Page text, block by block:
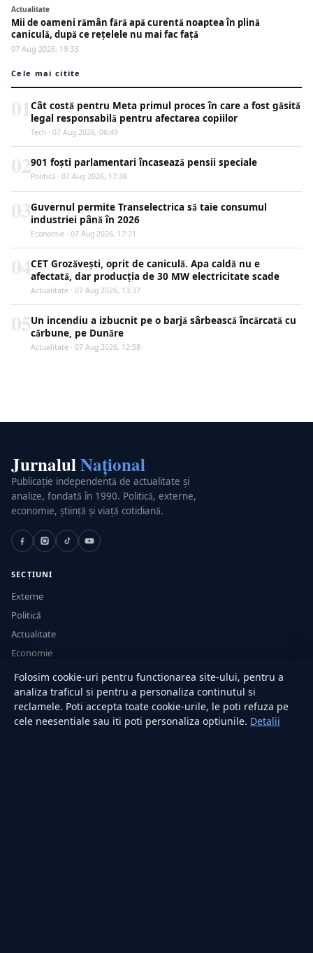
Actualitate
Mii de oameni rămân fără apă curentă noaptea în plină
caniculă, după ce rețelele nu mai fac față
07 Aug 2026, 19:33
Cele mai citite
Cât costă pentru Meta primul proces în care a fost găsită
legal responsabilă pentru afectarea copiilor
Tech · 07 Aug 2026, 06:49
901 foști parlamentari încasează pensii speciale
Politică · 07 Aug 2026, 17:38
Guvernul permite Transelectrica să taie consumul
industriei până în 2026
Economie · 07 Aug 2026, 17:21
CET Grozăvești, oprit de caniculă. Apa caldă nu e
afectată, dar producția de 30 MW electricitate scade
Actualitate · 07 Aug 2026, 13:37
Un incendiu a izbucnit pe o barjă sârbească încărcată cu
cărbune, pe Dunăre
Actualitate · 07 Aug 2026, 12:58
JurnalulNațional
Publicație independentă de actualitate și
analize, fondată în 1990. Politică, externe,
economie, știință și viață cotidiană.
SECȚIUNI
Externe
Politică
Actualitate
Economie
Sănătate
Utile
RUBRICI
Folosim cookie-uri pentru functionarea site-ului, pentru a
analiza traficul si pentru a personaliza continutul si
reclamele. Poti accepta toate cookie-urile, le poti refuza pe
cele neesentiale sau iti poti personaliza optiunile. Detalii